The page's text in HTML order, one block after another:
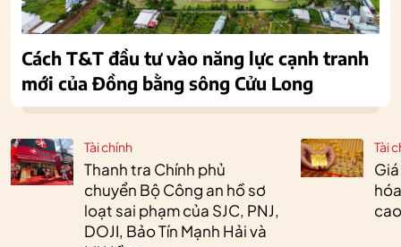
Tài chính
Thanh tra Chính phủ
chuyển Bộ Công an hồ sơ
loạt sai phạm của SJC, PNJ,
DOJI, Bảo Tín Mạnh Hải và
Tài
Cách T&T đầu tư vào năng lực cạnh tranh
mới của Đồng bằng sông Cửu Long